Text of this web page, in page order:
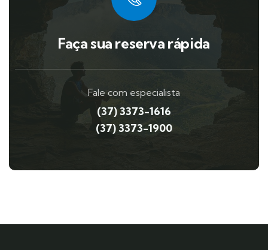
Faça sua reserva rápida
Fale com especialista
(37) 3373-1616
(37) 3373-1900